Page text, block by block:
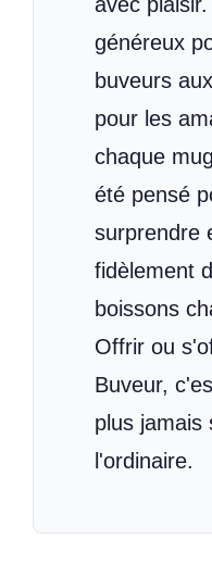
généreux
buveurs
pour les
chaque
été pensé
surprendre
fidèlement
boissons
Offrir ou
Buveur,
plus jamais
l'ordinaire.